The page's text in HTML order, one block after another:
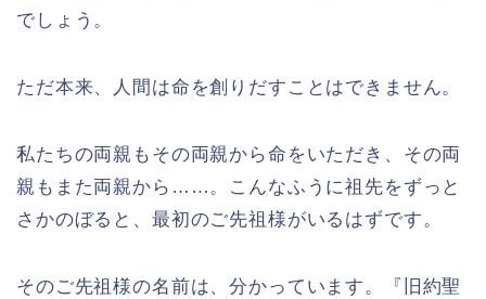
でしょう。
ただ本来、人間は命を創りだすことはできません。
私たちの両親もその両親から命をいただき、その両
親もまた両親から……。こんなふうに祖先をずっと
さかのぼると、最初のご先祖様がいるはずです。
そのご先祖様の名前は、分かっています。『旧約聖